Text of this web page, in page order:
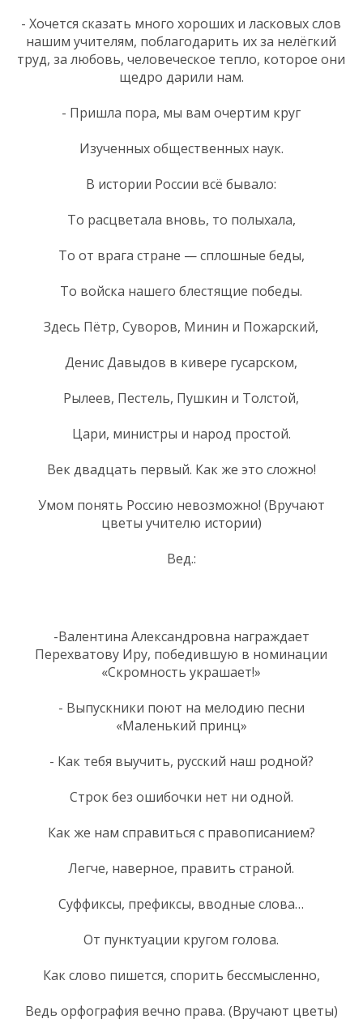
- Хочется сказать много хороших и ласковых слов
нашим учителям, поблагодарить их за нелёгкий
труд, за любовь, человеческое тепло, которое они
щедро дарили нам.
- Пришла пора, мы вам очертим круг
Изученных общественных наук.
В истории России всё бывало:
То расцветала вновь, то полыхала,
То от врага стране — сплошные беды,
То войска нашего блестящие победы.
Здесь Пётр, Суворов, Минин и Пожарский,
Денис Давыдов в кивере гусарском,
Рылеев, Пестель, Пушкин и Толстой,
Цари, министры и народ простой.
Век двадцать первый. Как же это сложно!
Умом понять Россию невозможно! (Вручают
цветы учителю истории)
Вед.:
-Валентина Александровна награждает
Перехватову Иру, победившую в номинации
«Скромность украшает!»
- Выпускники поют на мелодию песни
«Маленький принц»
- Как тебя выучить, русский наш родной?
Строк без ошибочки нет ни одной.
Как же нам справиться с правописанием?
Легче, наверное, править страной.
Суффиксы, префиксы, вводные слова…
От пунктуации кругом голова.
Как слово пишется, спорить бессмысленно,
Ведь орфография вечно права. (Вручают цветы)